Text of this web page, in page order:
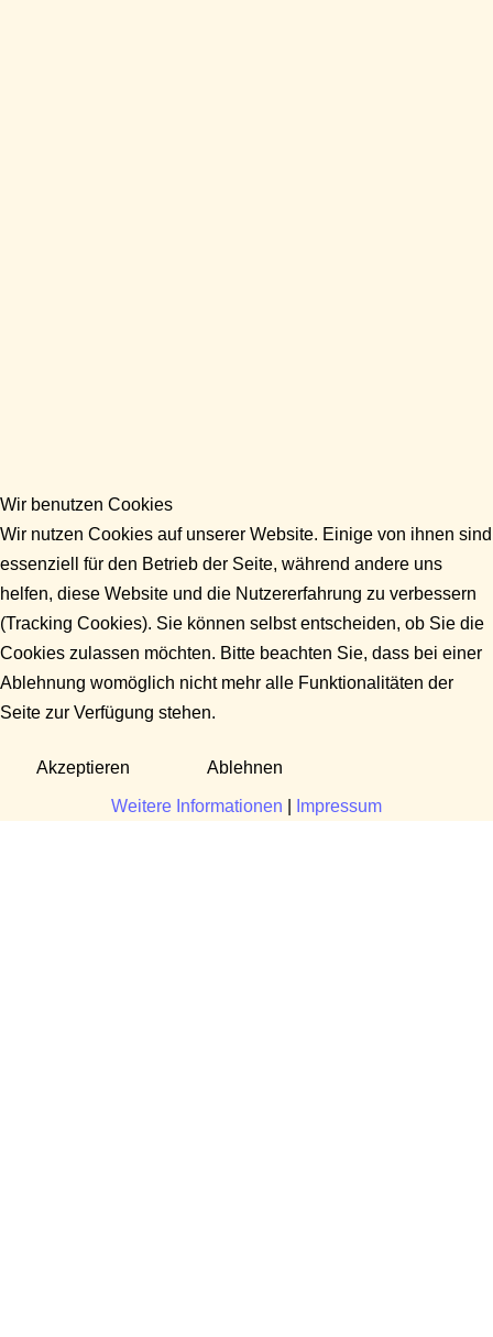
Wir benutzen Cookies
Wir nutzen Cookies auf unserer Website. Einige von ihnen sind
essenziell für den Betrieb der Seite, während andere uns
helfen, diese Website und die Nutzererfahrung zu verbessern
(Tracking Cookies). Sie können selbst entscheiden, ob Sie die
Cookies zulassen möchten. Bitte beachten Sie, dass bei einer
Ablehnung womöglich nicht mehr alle Funktionalitäten der
Seite zur Verfügung stehen.
Akzeptieren Ablehnen
Weitere Informationen Impressum